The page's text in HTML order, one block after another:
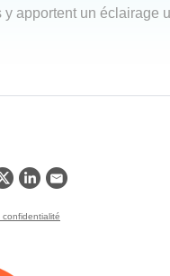
apportent un éclairage